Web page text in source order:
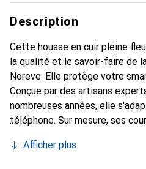
Description
Cette housse en cuir pleine
la qualité et le savoir-faire de
Noreve. Elle protège votre
Conçue par des artisans
nombreuses années, elle
téléphone. Sur mesure, ses
et indispensable pour votre
Afficher plus